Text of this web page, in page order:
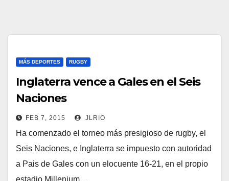
MÁS DEPORTES RUGBY
Inglaterra vence a Gales en el Seis
Naciones
FEB 7, 2015 JLRIO
Ha comenzado el torneo más presigioso de rugby, el
Seis Naciones, e Inglaterra se impuesto con autoridad
a Pais de Gales con un elocuente 16-21, en el propio
estadio Millenium…